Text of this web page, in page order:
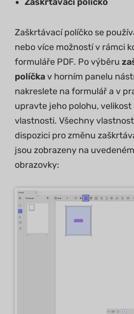
Zaškrtávací políčko se
nebo více možností v rámci
formuláře PDF. Po výběru
políčkav horním panelu
nakreslete na formulář a v
upravte jeho polohu, velikost
vlastnosti. Všechny
dispozici pro změnu
jsou zobrazeny na
obrazovky: